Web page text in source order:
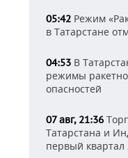
05:42 Режим
в Татарстане
04:53 В
режимы
опасностей
07 авг, 21:36
Татарстана и
первый квартал